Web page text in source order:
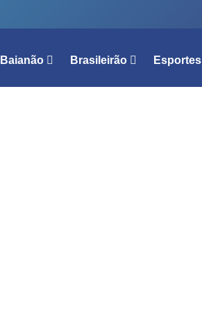
Baianão Brasileirão Esportes